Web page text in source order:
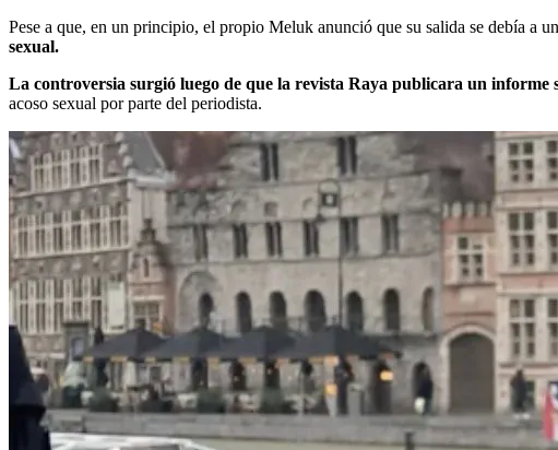
Pese a que, en un principio, el propio Meluk anunció que su salida se debía a
sexual.
La controversia surgió luego de que la revista Raya publicara un informe
acoso sexual por parte del periodista.